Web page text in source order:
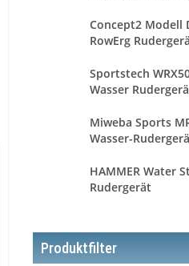
Concept2 Modell
RowErg
Sportstech
Wasser
Miweba Sports
Wasser-
HAMMER Water
Rudergerät
Produktfilter